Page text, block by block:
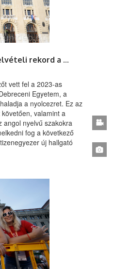
Soha nem látott felvételi rekord a Debreceni Egyetemen
vett fel a 2023-as
Egyetem, a
a nyolcezret. Ez az
valamint a
angol nyelvű szakokra
fog a következő
új hallgató